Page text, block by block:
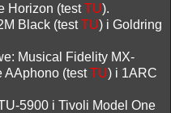
Horizon (testTU).
Black (testTU) i Goldring
Musical Fidelity MX-
AAphono (testTU) i 1ARC
5900 i Tivoli Model One